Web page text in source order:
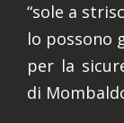
“sole a
lo possono
per la
di